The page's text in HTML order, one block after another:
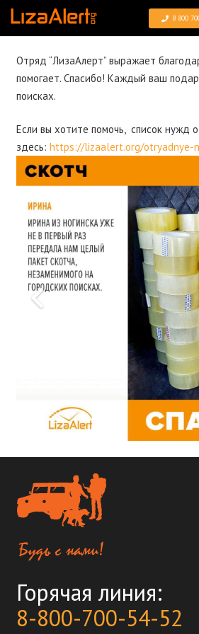
8 800
Отряд “ЛизаАлерт” выражает
помогает. Спасибо! Каждый ваш
поисках.
Если вы хотите помочь, список нужд
здесь: https://lizaalert.org/otryadnye-
Горячая линия:
8-800-700-54-52